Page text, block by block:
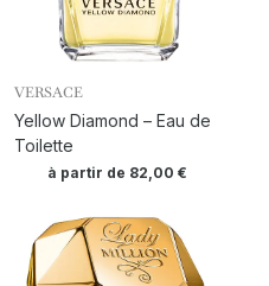
VERSACE
Yellow Diamond – Eau de
Toilette
à partir de 82,00€